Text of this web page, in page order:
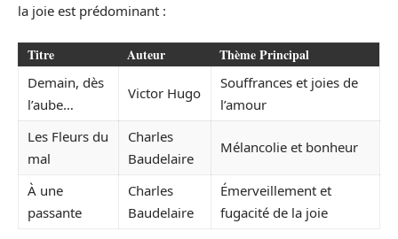
la joie est prédominant :
Titre Auteur Thème Principal
Demain, dès
l’aube…
Victor Hugo
Souffrances et joies de
l’amour
Les Fleurs du
mal
Charles
Baudelaire
Mélancolie et bonheur
À une
passante
Charles
Baudelaire
Émerveillement et
fugacité de la joie